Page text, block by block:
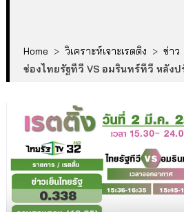
Home > วิเคราะห์เจาะเรตติง > ข่าว
ช่องไทยรัฐทีวี VS อมรินทร์ทีวี หลังป